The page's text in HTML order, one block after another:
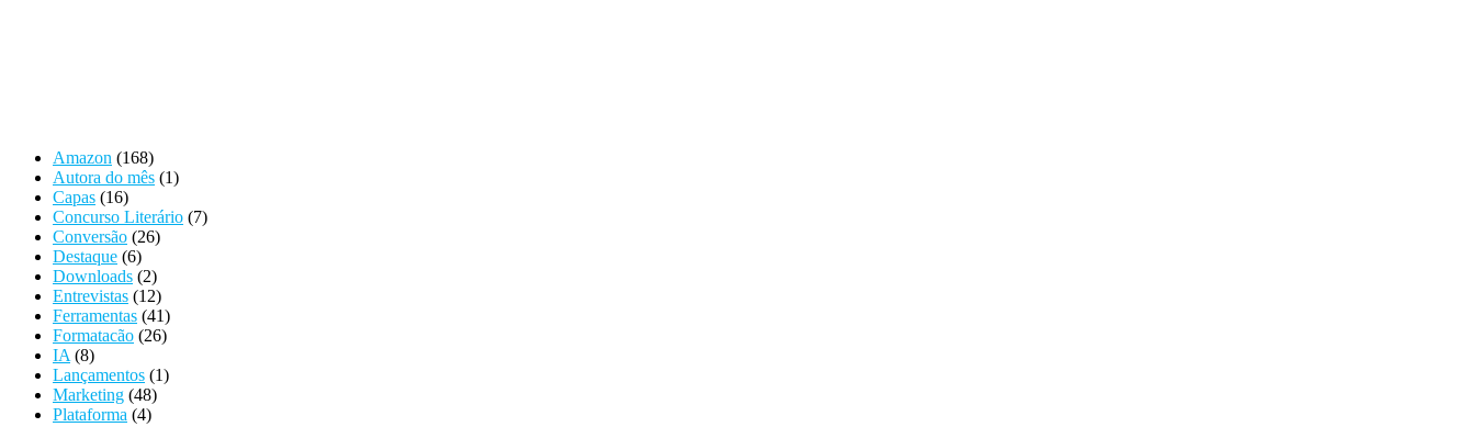
Amazon (168)
Autora do mês (1)
Capas (16)
Concurso Literário (7)
Conversão (26)
Destaque (6)
Downloads (2)
Entrevistas (12)
Ferramentas (41)
Formatacão (26)
IA (8)
Lançamentos (1)
Marketing (48)
Plataforma (4)